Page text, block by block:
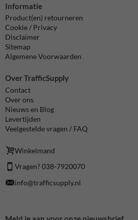
Informatie
Product(en) retourneren
Cookie / Privacy
Disclaimer
Sitemap
Algemene Voorwaarden
Over TrafficSupply
Contact
Over ons
Nieuws en Blog
Levertijden
Veelgestelde vragen / FAQ
Winkelmand
Vragen? 038-7920070
info@trafficsupply.nl